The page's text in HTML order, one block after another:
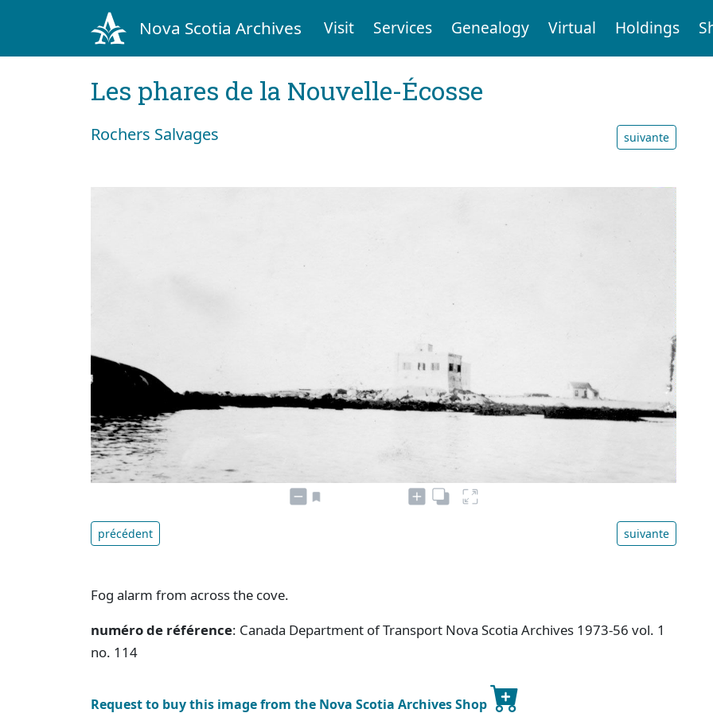
Nova Scotia Archives Visit Services Genealogy Virtual Holdings
Les phares de la Nouvelle-Écosse
Rochers Salvages suivante
précédent suivante
Fog alarm from across the cove.
numéro de référence: Canada Department of Transport Nova Scotia Archives 1973-56 vol. 1
no. 114
Request to buy this image from the Nova Scotia Archives Shop